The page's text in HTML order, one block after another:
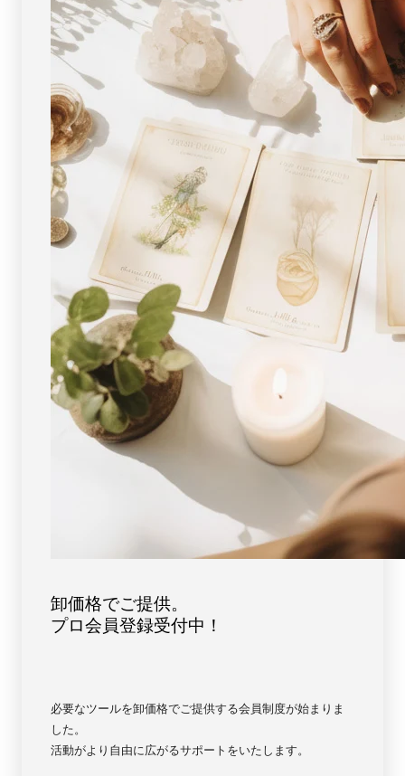
エ
ネ
ル
ギ
ー
チ
ャ
ー
ジ
に】
エ
ー
に】
卸価格でご提供。
プロ会員登録受付中！
必要なツールを卸価格でご提供する会員制度が始まりま
した。
活動がより自由に広がるサポートをいたします。